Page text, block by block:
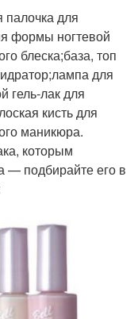
для
формы ногтевой
блеска;база, топ
для
гель-лак для
кисть для
маникюра.
которым
— подбирайте его в